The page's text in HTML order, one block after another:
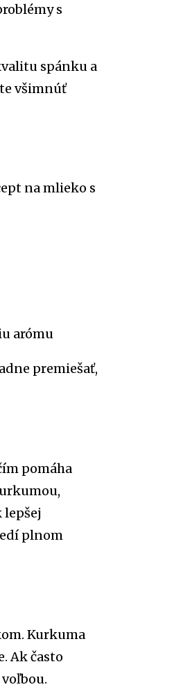
s
spánku a
všimnúť
na mlieko s
arómu
premiešať,
pomáha
lepšej
plnom
Kurkuma
Ak často